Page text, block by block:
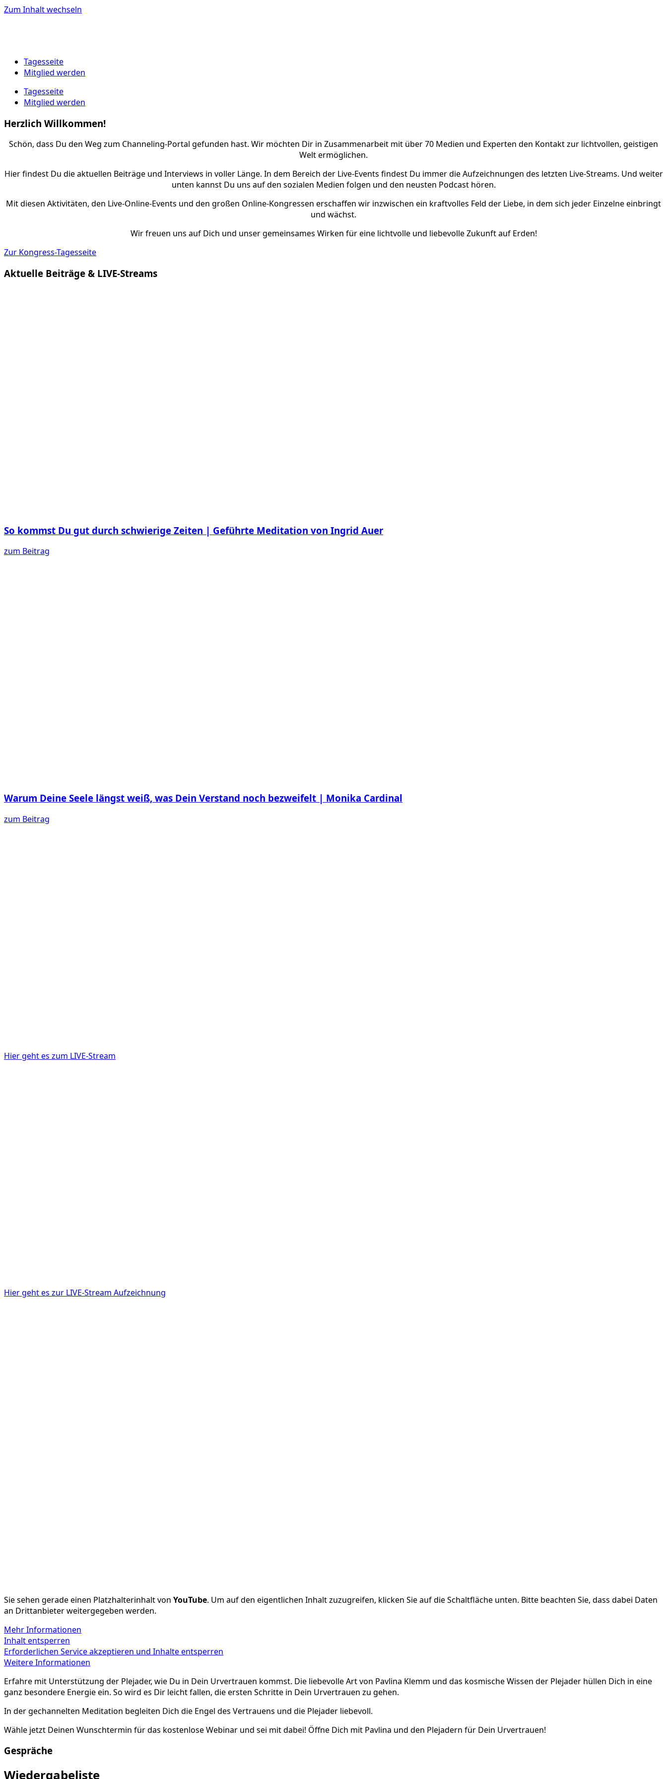
Zum Inhalt wechseln
Tagesseite
Mitglied werden
Tagesseite
Mitglied werden
Herzlich Willkommen!
Schön, dass Du den Weg zum Channeling-Portal gefunden hast. Wir möchten Dir in Zusammenarbeit mit über 70 Medien und Experten den Kontakt zur lichtvollen, geistigen
Welt ermöglichen.
Hier findest Du die aktuellen Beiträge und Interviews in voller Länge. In dem Bereich der Live-Events findest Du immer die Aufzeichnungen des letzten Live-Streams. Und weiter
unten kannst Du uns auf den sozialen Medien folgen und den neusten Podcast hören.
Mit diesen Aktivitäten, den Live-Online-Events und den großen Online-Kongressen erschaffen wir inzwischen ein kraftvolles Feld der Liebe, in dem sich jeder Einzelne einbringt
und wächst.
Wir freuen uns auf Dich und unser gemeinsames Wirken für eine lichtvolle und liebevolle Zukunft auf Erden!
Zur Kongress-Tagesseite
Aktuelle Beiträge & LIVE-Streams
So kommst Du gut durch schwierige Zeiten | Geführte Meditation von Ingrid Auer
zum Beitrag
Warum Deine Seele längst weiß, was Dein Verstand noch bezweifelt | Monika Cardinal
zum Beitrag
Hier geht es zum LIVE-Stream
Hier geht es zur LIVE-Stream Aufzeichnung
Sie sehen gerade einen Platzhalterinhalt von YouTube. Um auf den eigentlichen Inhalt zuzugreifen, klicken Sie auf die Schaltfläche unten. Bitte beachten Sie, dass dabei Daten
an Drittanbieter weitergegeben werden.
Mehr Informationen
Inhalt entsperren
Erforderlichen Service akzeptieren und Inhalte entsperren
Weitere Informationen
Erfahre mit Unterstützung der Plejader, wie Du in Dein Urvertrauen kommst. Die liebevolle Art von Pavlina Klemm und das kosmische Wissen der Plejader hüllen Dich in eine
ganz besondere Energie ein. So wird es Dir leicht fallen, die ersten Schritte in Dein Urvertrauen zu gehen.
In der gechannelten Meditation begleiten Dich die Engel des Vertrauens und die Plejader liebevoll.
Wähle jetzt Deinen Wunschtermin für das kostenlose Webinar und sei mit dabei! Öffne Dich mit Pavlina und den Plejadern für Dein Urvertrauen!
Gespräche
Wiedergabeliste